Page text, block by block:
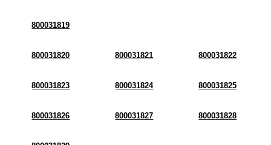
800031819
800031820 800031821 800031822
800031823 800031824 800031825
800031826 800031827 800031828